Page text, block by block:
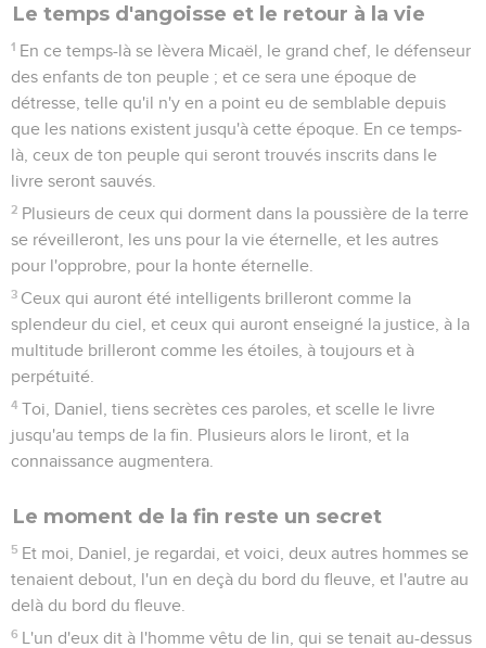
Le temps d'angoisse et le retour à la vie
1 En ce temps-là se lèvera Micaël, le grand chef, le défenseur
des enfants de ton peuple ; et ce sera une époque de
détresse, telle qu'il n'y en a point eu de semblable depuis
que les nations existent jusqu'à cette époque. En ce temps-
là, ceux de ton peuple qui seront trouvés inscrits dans le
livre seront sauvés.
2 Plusieurs de ceux qui dorment dans la poussière de la terre
se réveilleront, les uns pour la vie éternelle, et les autres
pour l'opprobre, pour la honte éternelle.
3 Ceux qui auront été intelligents brilleront comme la
splendeur du ciel, et ceux qui auront enseigné la justice, à la
multitude brilleront comme les étoiles, à toujours et à
perpétuité.
4 Toi, Daniel, tiens secrètes ces paroles, et scelle le livre
jusqu'au temps de la fin. Plusieurs alors le liront, et la
connaissance augmentera.
Le moment de la fin reste un secret
5 Et moi, Daniel, je regardai, et voici, deux autres hommes se
tenaient debout, l'un en deçà du bord du fleuve, et l'autre au
delà du bord du fleuve.
6 L'un d'eux dit à l'homme vêtu de lin, qui se tenait au-dessus